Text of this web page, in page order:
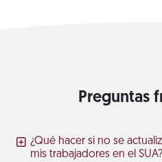
Preguntas
¿Qué hacer si no se
mis trabajadores en el SUA?